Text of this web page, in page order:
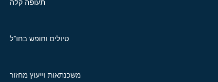
תעופה קלה
טיולים וחופש בחו"ל
משכנתאות וייעוץ מחזור